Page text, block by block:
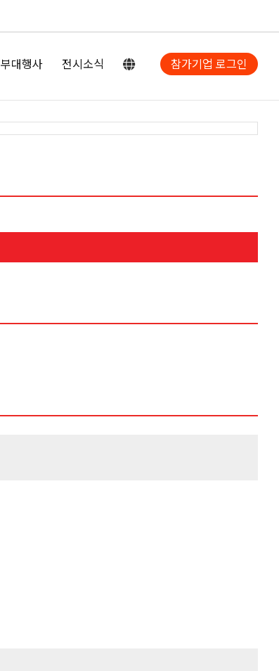
부대행사 전시소식 참가기업 로그인